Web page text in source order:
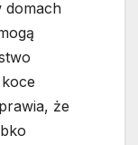
domach
że